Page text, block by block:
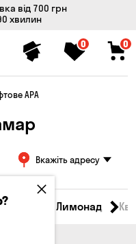
від 700 грн
хвилин
0 0
APA
Вкажіть адресу
Лимонад